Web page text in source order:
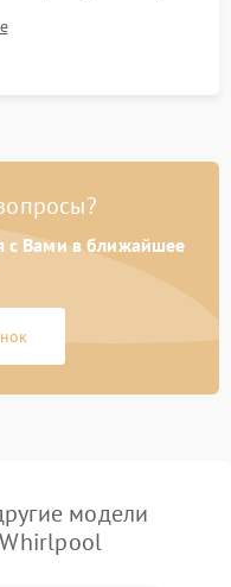
стенок и корректного
оттайки.
с Вами в ближайшее
модели